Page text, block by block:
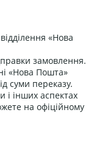
«Нова
замовлення.
«Нова Пошта»
суми переказу.
і інших аспектах
на офіційному